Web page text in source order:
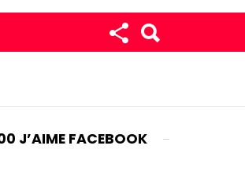
J’AIME FACEBOOK